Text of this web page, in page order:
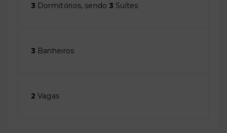
3 Dormitórios, sendo 3 Suítes
3 Banheiros
2 Vagas